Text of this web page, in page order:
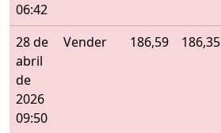
06:42
28 de
abril
de
2026
09:50
Vender 186,59 186,35